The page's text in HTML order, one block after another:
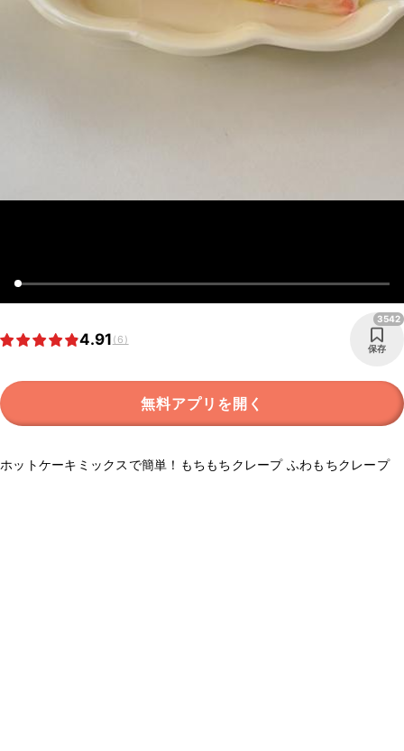
4.91(6)
保存
3542
無料アプリを開く
ホットケーキミックスで簡単！もちもちクレープ ふわもちクレープ